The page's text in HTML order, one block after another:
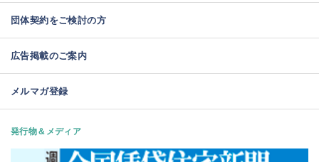
団体契約をご検討の方
広告掲載のご案内
メルマガ登録
発行物＆メディア